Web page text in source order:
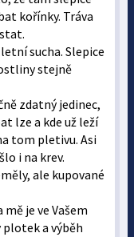
kořínky. Tráva
sucha. Slepice
stejně
zdatný jedinec,
lze a kde už leží
tom pletivu. Asi
i na krev.
ale kupované
je ve Vašem
plotek a výběh